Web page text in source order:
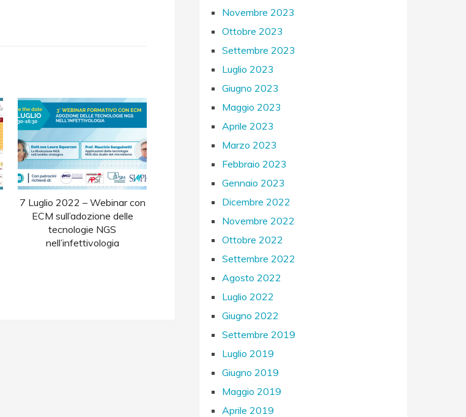
7 Luglio 2022 – Webinar con
ECM sull’adozione delle
tecnologie NGS
nell’infettivologia
Novembre 2023
Ottobre 2023
Settembre 2023
Luglio 2023
Giugno 2023
Maggio 2023
Aprile 2023
Marzo 2023
Febbraio 2023
Gennaio 2023
Dicembre 2022
Novembre 2022
Ottobre 2022
Settembre 2022
Agosto 2022
Luglio 2022
Giugno 2022
Settembre 2019
Luglio 2019
Giugno 2019
Maggio 2019
Aprile 2019